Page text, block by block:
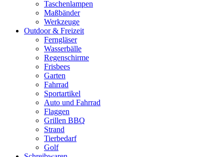
Taschenlampen
Maßbänder
Werkzeuge
Outdoor & Freizeit
Ferngläser
Wasserbälle
Regenschirme
Frisbees
Garten
Fahrrad
Sportartikel
Auto und Fahrrad
Flaggen
Grillen BBQ
Strand
Tierbedarf
Golf